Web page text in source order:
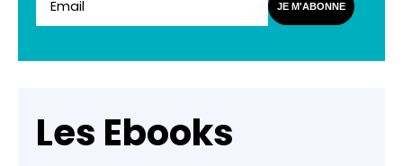
JE M'ABONNE
Les Ebooks